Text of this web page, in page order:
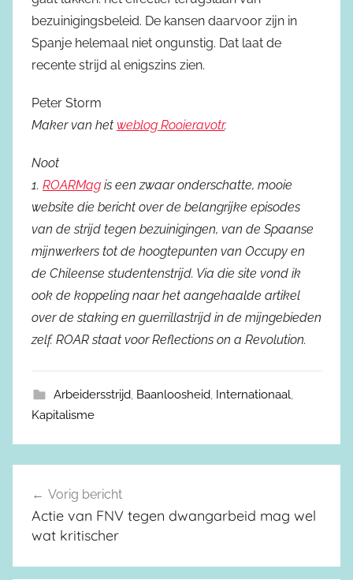
bezuinigingsbeleid. De kansen daarvoor zijn in
Spanje helemaal niet ongunstig. Dat laat de
recente strijd al enigszins zien.
Peter Storm
Maker van het weblog Rooieravotr.
Noot
1. ROARMag is een zwaar onderschatte, mooie
website die bericht over de belangrijke episodes
van de strijd tegen bezuinigingen, van de Spaanse
mijnwerkers tot de hoogtepunten van Occupy en
de Chileense studentenstrijd. Via die site vond ik
ook de koppeling naar het aangehaalde artikel
over de staking en guerrillastrijd in de mijngebieden
zelf. ROAR staat voor Reflections on a Revolution.
Arbeidersstrijd, Baanloosheid, Internationaal,
Kapitalisme
Berichtnavigatie
Vorig bericht
Actie van FNV tegen dwangarbeid mag wel
wat kritischer